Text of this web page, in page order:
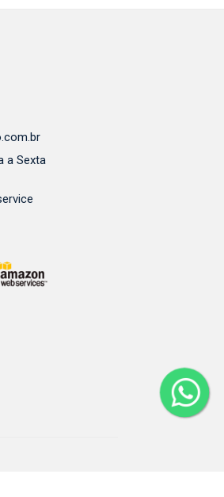
a Sexta